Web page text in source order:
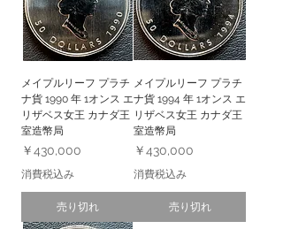
メイプルリーフ プラチ
ナ貨 1990 年 1オンス エ
リザベス女王 カナダ王
室造幣局
価格
￥430,000
消費税込み
売り切れ
メイプルリーフ プラチ
ナ貨 1994 年 1オンス エ
リザベス女王 カナダ王
室造幣局
価格
￥430,000
消費税込み
売り切れ